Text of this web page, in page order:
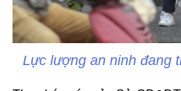
Lực lượng an ninh đang